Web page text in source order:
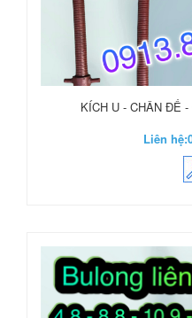
KÍCH U - CHÂN ĐẾ
Liên hệ: